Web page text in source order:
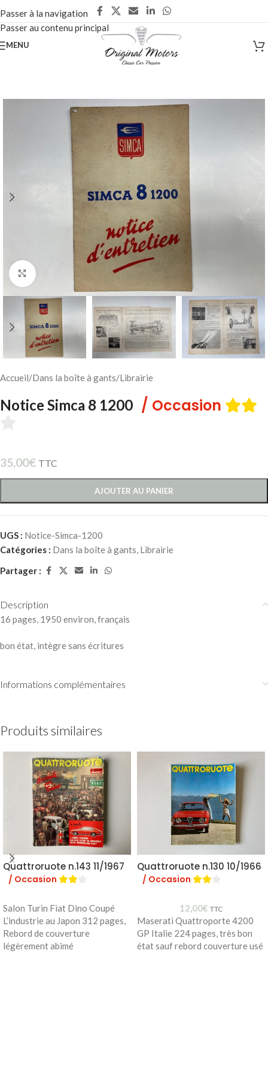
Passer à la navigation
Passer au contenu principal
MENU
Cliquez pour agrandir
Accueil/Dans la boîte à gants/Librairie
Notice Simca 8 1200 / Occasion
35,00€ TTC
AJOUTER AU PANIER
UGS : Notice-Simca-1200
Catégories : Dans la boîte à gants, Librairie
Partager :
Description
16 pages, 1950 environ, français
bon état, intègre sans écritures
Informations complémentaires
Produits similaires
Quattroruote n.143 11/1967
/ Occasion
Salon Turin Fiat Dino Coupé
L’industrie au Japon 312 pages,
Rebord de couverture
légèrement abimé
Quattroruote n.130 10/1966
/ Occasion
12,00€ TTC
Maserati Quattroporte 4200
GP Italie 224 pages, très bon
état sauf rebord couverture usé